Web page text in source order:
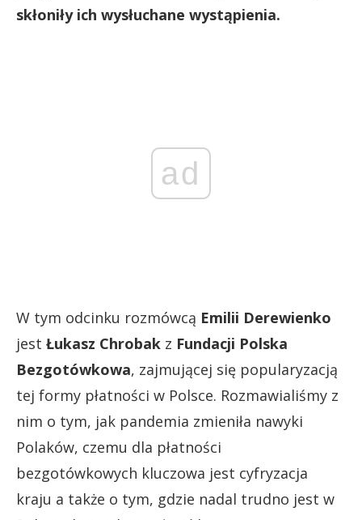
skłoniły ich wysłuchane wystąpienia.
ad
W tym odcinku rozmówcą Emilii Derewienko
jest Łukasz Chrobak z Fundacji Polska
Bezgotówkowa, zajmującej się popularyzacją
tej formy płatności w Polsce. Rozmawialiśmy z
nim o tym, jak pandemia zmieniła nawyki
Polaków, czemu dla płatności
bezgotówkowych kluczowa jest cyfryzacja
kraju a także o tym, gdzie nadal trudno jest w